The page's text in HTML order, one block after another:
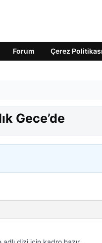
Forum Çerez Politikası
Gece’de